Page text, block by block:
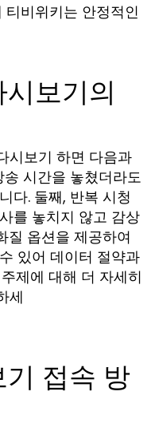
비위키는 안정적인
보기의
시보기 하면 다음과
시간을 놓쳤더라도
다. 둘째, 반복 시청
를 놓치지 않고 감상
질 옵션을 제공하여
있어 데이터 절약과
제에 대해 더 자세히
세
접속 방